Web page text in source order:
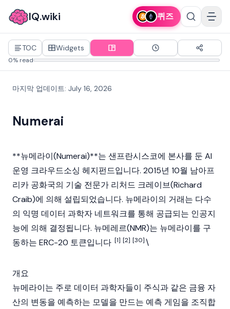
IQ.wiki 퀴즈
TOC Widgets
0% read
마지막 업데이트: July 16, 2026
Numerai
**뉴메라이(Numerai)**는 샌프란시스코에 본사를 둔 AI
운영 크라우드소싱 헤지펀드입니다. 2015년 10월 남아프
리카 공화국의 기술 전문가 리처드 크레이브(Richard
Craib)에 의해 설립되었습니다. 뉴메라이의 거래는 다수
의 익명 데이터 과학자 네트워크를 통해 공급되는 인공지
능에 의해 결정됩니다. 뉴메레르(NMR)는 뉴메라이를 구
동하는 ERC-20 토큰입니다 [1] [2] [30]\
개요
뉴메라이는 주로 데이터 과학자들이 주식과 같은 금융 자
산의 변동을 예측하는 모델을 만드는 예측 게임을 조직합